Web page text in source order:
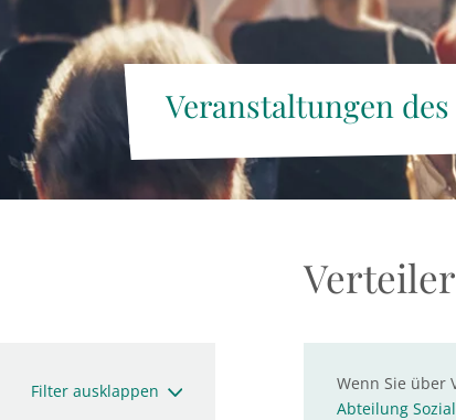
Veranstaltungen
Filter ausklappen
Verteiler
Wenn Sie über
Abteilung